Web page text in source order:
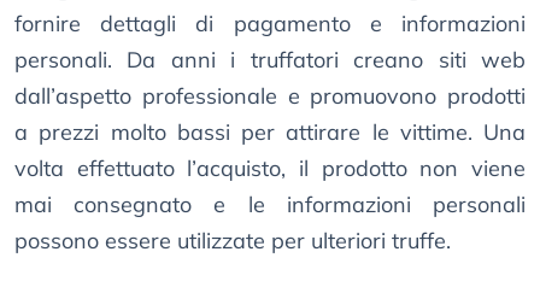
fornire dettagli di pagamento e informazioni
personali. Da anni i truffatori creano siti web
dall’aspetto professionale e promuovono prodotti
a prezzi molto bassi per attirare le vittime. Una
volta effettuato l’acquisto, il prodotto non viene
mai consegnato e le informazioni personali
possono essere utilizzate per ulteriori truffe.